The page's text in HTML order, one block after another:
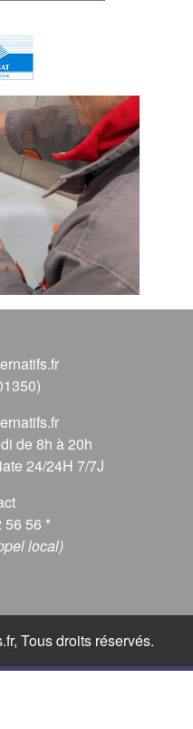
de 8h à 20h
24/24H 7/7J
56 56 *
local)
Tous droits réservés.